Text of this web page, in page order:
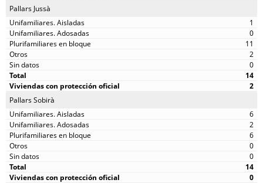
Pallars Jussà
1
0
11
2
0
14
2
Pallars Sobirà
6
2
6
0
0
14
0